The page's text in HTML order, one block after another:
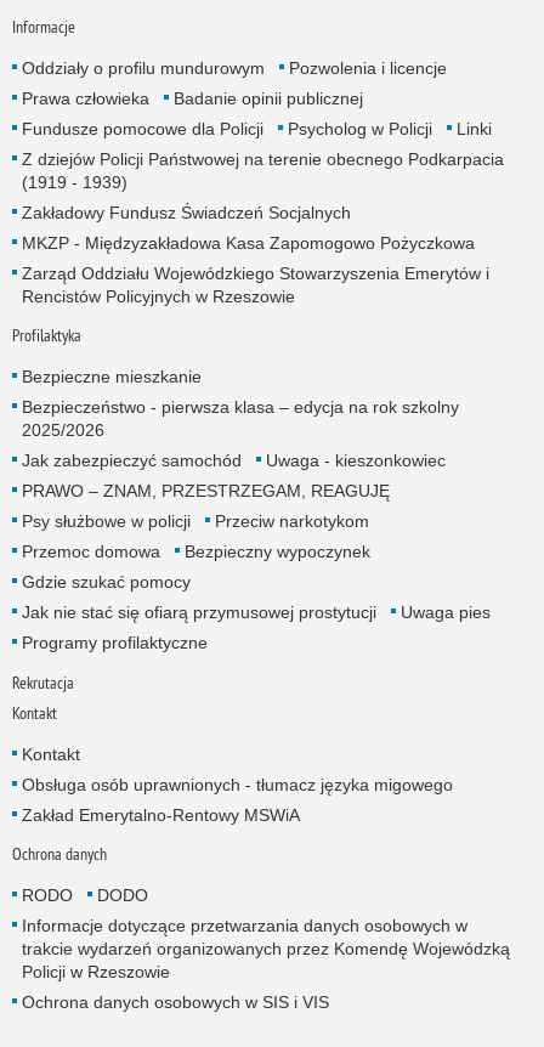
Informacje
Oddziały o profilu mundurowym
Pozwolenia i licencje
Prawa człowieka
Badanie opinii publicznej
Fundusze pomocowe dla Policji
Psycholog w Policji
Linki
Z dziejów Policji Państwowej na terenie obecnego Podkarpacia
(1919 - 1939)
Zakładowy Fundusz Świadczeń Socjalnych
MKZP - Międzyzakładowa Kasa Zapomogowo Pożyczkowa
Zarząd Oddziału Wojewódzkiego Stowarzyszenia Emerytów i
Rencistów Policyjnych w Rzeszowie
Profilaktyka
Bezpieczne mieszkanie
Bezpieczeństwo - pierwsza klasa – edycja na rok szkolny
2025/2026
Jak zabezpieczyć samochód
Uwaga - kieszonkowiec
PRAWO – ZNAM, PRZESTRZEGAM, REAGUJĘ
Psy służbowe w policji
Przeciw narkotykom
Przemoc domowa
Bezpieczny wypoczynek
Gdzie szukać pomocy
Jak nie stać się ofiarą przymusowej prostytucji
Uwaga pies
Programy profilaktyczne
Rekrutacja
Kontakt
Kontakt
Obsługa osób uprawnionych - tłumacz języka migowego
Zakład Emerytalno-Rentowy MSWiA
Ochrona danych
RODO
DODO
Informacje dotyczące przetwarzania danych osobowych w
trakcie wydarzeń organizowanych przez Komendę Wojewódzką
Policji w Rzeszowie
Ochrona danych osobowych w SIS i VIS